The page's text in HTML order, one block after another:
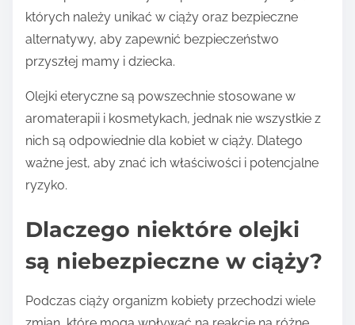
których należy unikać w ciąży oraz bezpieczne
alternatywy, aby zapewnić bezpieczeństwo
przyszłej mamy i dziecka.
Olejki eteryczne są powszechnie stosowane w
aromaterapii i kosmetykach, jednak nie wszystkie z
nich są odpowiednie dla kobiet w ciąży. Dlatego
ważne jest, aby znać ich właściwości i potencjalne
ryzyko.
Dlaczego niektóre olejki
są niebezpieczne w ciąży?
Podczas ciąży organizm kobiety przechodzi wiele